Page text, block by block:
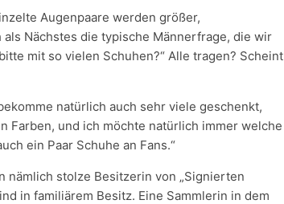
Augenpaare werden größer,
Nächstes die typische Männerfrage, die wir
mit so vielen Schuhen?“ Alle tragen? Scheint
natürlich auch sehr viele geschenkt,
Farben, und ich möchte natürlich immer welche
ein Paar Schuhe an Fans.“
nämlich stolze Besitzerin von „Signierten
in familiärem Besitz. Eine Sammlerin in dem